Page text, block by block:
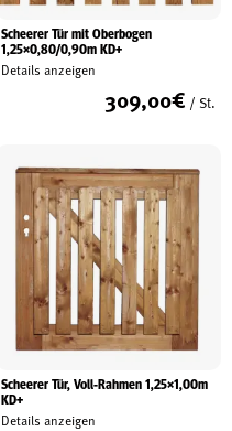
Scheerer Tür mit Oberbogen
1,25×0,80/0,90m KD+
Details anzeigen
309,00€ / St.
Scheerer Tür, Voll-Rahmen 1,25×1,00m
KD+
Details anzeigen